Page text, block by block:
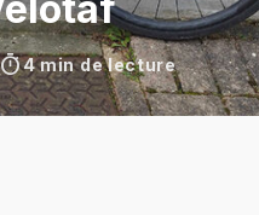
4 min de lecture